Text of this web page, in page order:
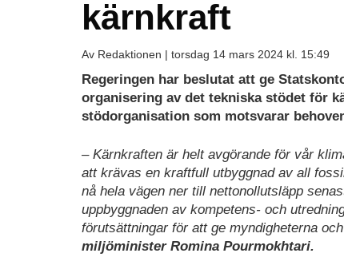
kärnkraft
Av Redaktionen | torsdag 14 mars 2024 kl. 15:49
Regeringen har beslutat att ge
organisering av det tekniska stödet för
stödorganisation som motsvarar
– Kärnkraften är helt avgörande för vår
att krävas en kraftfull utbyggnad av all
nå hela vägen ner till nettonollutsläpp
uppbyggnaden av kompetens- och
förutsättningar för att ge myndigheterna
miljöminister Romina Pourmokhtari.